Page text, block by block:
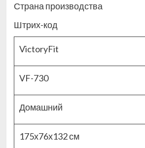
Страна производства
Штрих-код
VictoryFit
VF-730
Домашний
175х76х132 см